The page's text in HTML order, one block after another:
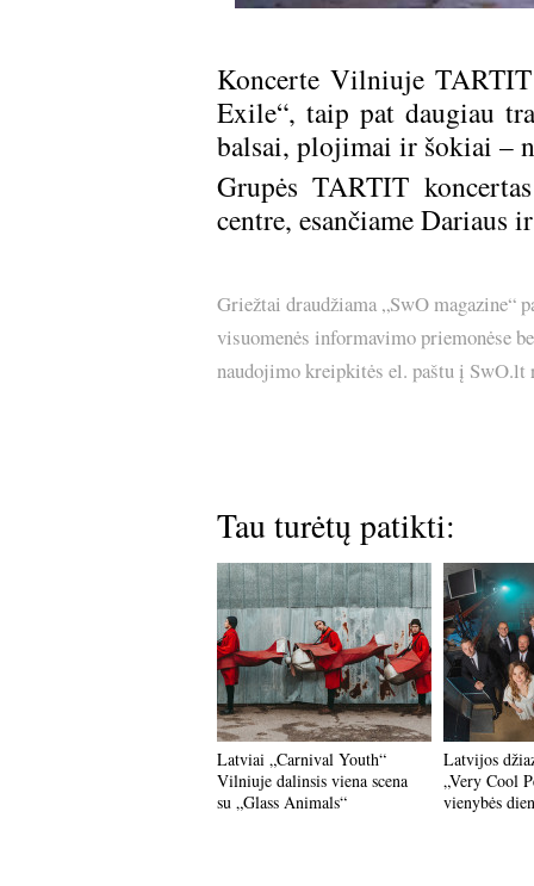
Koncerte Vilniuje
Exile“, taip pat daugiau
balsai, plojimai ir šokiai –
Grupės TARTIT
centre, esančiame
Griežtai draudžiama „SwO magazine“
visuomenės informavimo priemonėse
naudojimo kreipkitės el. paštu į
Tau turėtų patikti:
Latviai „Carnival Youth“
Vilniuje dalinsis viena scena
su „Glass Animals“
Latvijos
„Very Cool
vienybės